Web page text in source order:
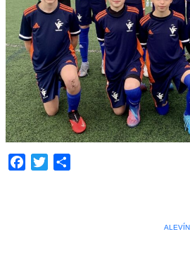
Facebook
Twitter
ALEVÍN